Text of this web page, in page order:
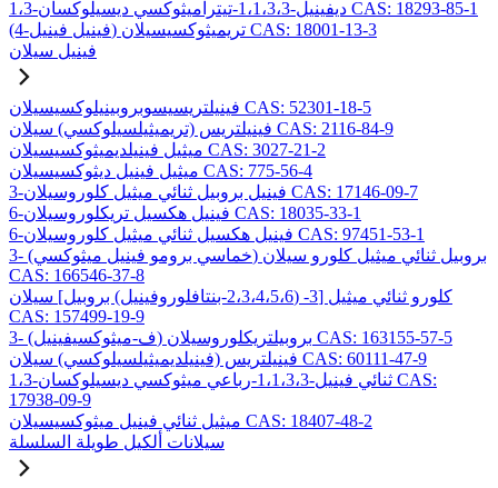
1،3-ديفينيل-1،1،3،3-تيتراميثوكسي ديسيلوكسان CAS: 18293-85-1
(4-فينيل فينيل) تريميثوكسيسيلان CAS: 18001-13-3
فينيل سيلان
فينيلتريسيسوبروبينيلوكسيسيلان CAS: 52301-18-5
فينيلتريس (تريميثيلسيلوكسي) سيلان CAS: 2116-84-9
ميثيل فينيلديميثوكسيسيلان CAS: 3027-21-2
ميثيل فينيل ديثوكسيسيلان CAS: 775-56-4
3-فينيل بروبيل ثنائي ميثيل كلوروسيلان CAS: 17146-09-7
6-فينيل هكسيل تريكلوروسيلان CAS: 18035-33-1
6-فينيل هكسيل ثنائي ميثيل كلوروسيلان CAS: 97451-53-1
3- (خماسي برومو فينيل ميثوكسي) بروبيل ثنائي ميثيل كلورو سيلان
CAS: 166546-37-8
كلورو ثنائي ميثيل [3- (2،3،4،5،6-بنتافلوروفينيل) بروبيل] سيلان
CAS: 157499-19-9
3- (ف-ميثوكسيفينيل) بروبيلتريكلوروسيلان CAS: 163155-57-5
فينيلتريس (فينيلديميثيلسيلوكسي) سيلان CAS: 60111-47-9
1،3-ثنائي فينيل-1،1،3،3-رباعي ميثوكسي ديسيلوكسان CAS:
17938-09-9
ميثيل ثنائي فينيل ميثوكسيسيلان CAS: 18407-48-2
سيلانات ألكيل طويلة السلسلة